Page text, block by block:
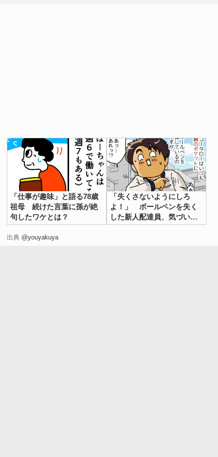
「仕事が趣味」と語る78歳
祖母 続けた言葉に孫が絶
句したワケとは？
「失くさないようにしろ
よ！」 ボールペンを失く
した新人配達員、気づいた
後の行動が？
出典 @youyakuya